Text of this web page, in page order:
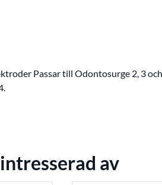
Passar till Odontosurge 2, 3
av